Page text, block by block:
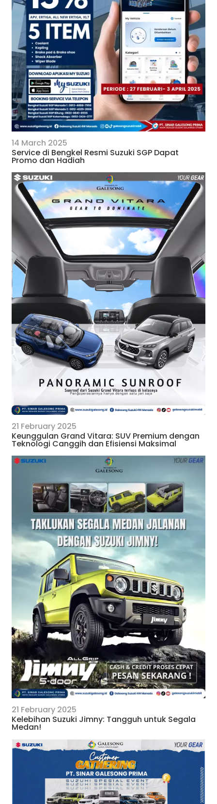
14 March 2025
Service di Bengkel Resmi Suzuki SGP Dapat
Promo dan Hadiah
21 February 2025
Keunggulan Grand Vitara: SUV Premium dengan
Teknologi Canggih dan Efisiensi Maksimal
21 February 2025
Kelebihan Suzuki Jimny: Tangguh untuk Segala
Medan!